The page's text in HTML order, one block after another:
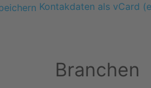
Kontakdaten als vCard
Branchen